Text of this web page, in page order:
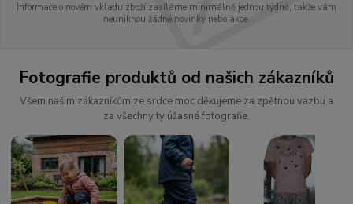
Informace o novém vkladu zboží zasíláme minimálně jednou týdně, takže vám
neuniknou žádné novinky nebo akce.
Fotografie produktů od našich zákazníků
Všem našim zákazníkům ze srdce moc děkujeme za zpětnou vazbu a
za všechny ty úžasné fotografie.